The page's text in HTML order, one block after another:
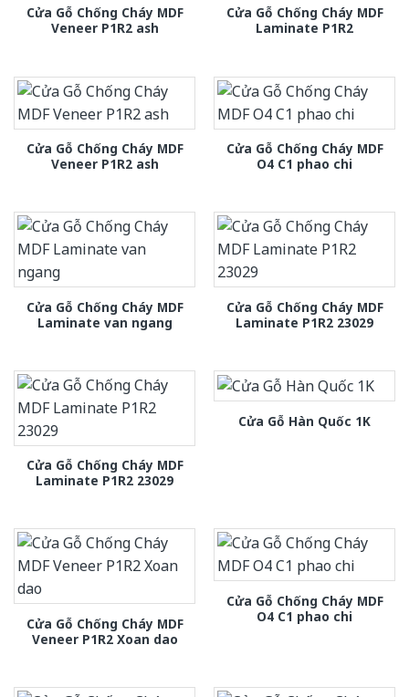
Cửa Gỗ Chống Cháy MDF
Veneer P1R2 ash
Cửa Gỗ Chống Cháy MDF
Laminate P1R2
Cửa Gỗ Chống Cháy MDF
Veneer P1R2 ash
Cửa Gỗ Chống Cháy MDF
O4 C1 phao chi
Cửa Gỗ Chống Cháy MDF
Laminate van ngang
Cửa Gỗ Chống Cháy MDF
Laminate P1R2 23029
Cửa Gỗ Chống Cháy MDF
Laminate P1R2 23029
Cửa Gỗ Hàn Quốc 1K
Cửa Gỗ Chống Cháy MDF
Veneer P1R2 Xoan dao
Cửa Gỗ Chống Cháy MDF
O4 C1 phao chi